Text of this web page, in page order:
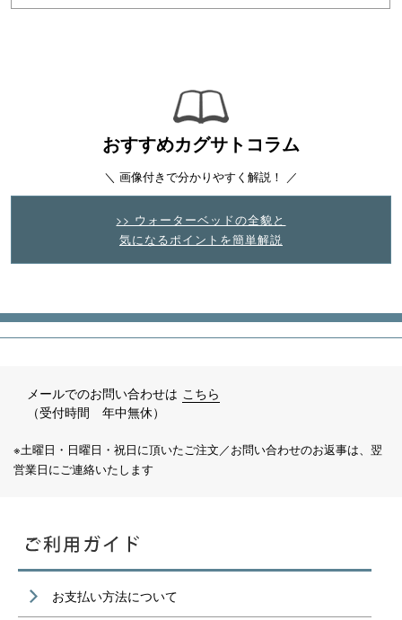
おすすめカグサトコラム
＼ 画像付きで分かりやすく解説！ ／
>> ウォーターベッドの全貌と
気になるポイントを簡単解説
メールでのお問い合わせは こちら
（受付時間 年中無休）
※土曜日・日曜日・祝日に頂いたご注文／お問い合わせのお返事は、翌
営業日にご連絡いたします
お支払い方法について